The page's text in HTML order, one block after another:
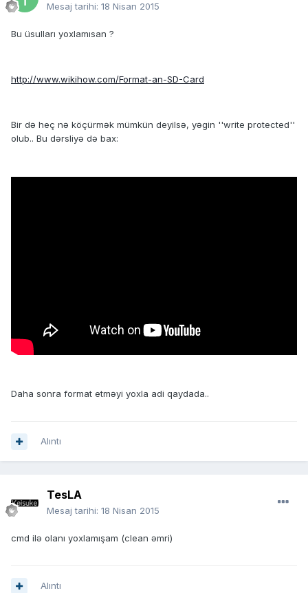
Mesaj tarihi: 18 Nisan 2015
Bu üsulları yoxlamısan ?
http://www.wikihow.com/Format-an-SD-Card
Bir də heç nə köçürmək mümkün deyilsə, yəgin ''write protected''
olub.. Bu dərsliyə də bax:
Daha sonra format etməyi yoxla adi qaydada..
Alıntı
TesLA
Mesaj tarihi: 18 Nisan 2015
cmd ilə olanı yoxlamışam (clean əmri)
Alıntı